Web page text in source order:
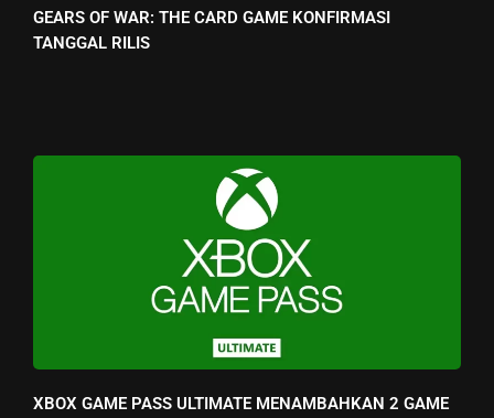
GEARS OF WAR: THE CARD GAME KONFIRMASI
TANGGAL RILIS
XBOX GAME PASS ULTIMATE MENAMBAHKAN 2 GAME